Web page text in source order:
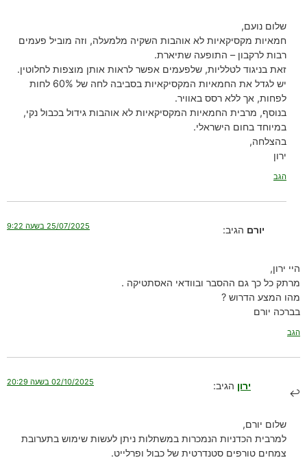
שלום נועם,
חמאיות מקסיקאיות לא אוהבות השקיה מלמעלה, וזה מוביל פעמים
רבות לרקבון – התופעה שתיארת.
זאת בניגוד לטלליות, שלפעמים אפשר לראות אותן מוצפות לחלוטין.
יש לגדל את החמאיות המקסיקאיות בסביבה לחה של 60% לחות
לפחות, אך ללא רסס באוויר.
בנוסף, מרבית החמאיות המקסיקאיות לא אוהבות גידול בכבול נקי,
במיוחד בחום הישראלי.
בהצלחה,
ירון
הגב
יורם הגיב: 25/07/2025 בשעה 9:22
היי ירון,
מרתק כל כך גם ההסבר ובוודאי האסתטיקה .
מהו המצע הדרוש ?
בברכה יורם
הגב
ירון הגיב: 02/10/2025 בשעה 20:29
שלום יורם,
למרבית הכדניות הנמכרות במשתלות ניתן לעשות שימוש בתערובת
צמחים טורפים סטנדרטית של כבול ופרלייט.